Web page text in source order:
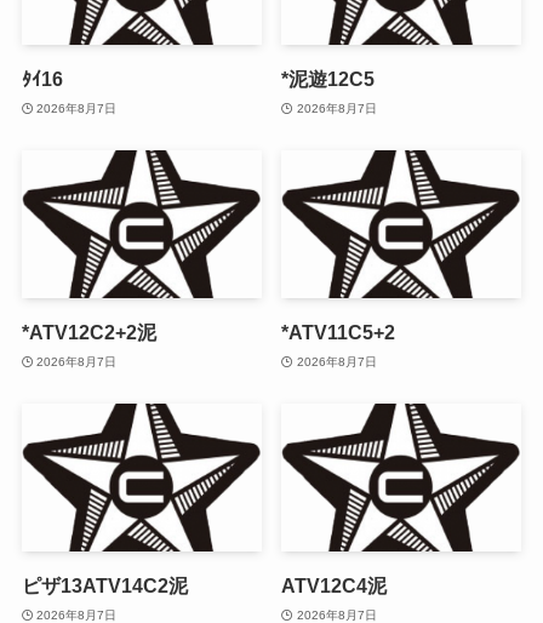
ﾀｲ16
2026年8月7日
*泥遊12C5
2026年8月7日
*ATV12C2+2泥
2026年8月7日
*ATV11C5+2
2026年8月7日
ピザ13ATV14C2泥
2026年8月7日
ATV12C4泥
2026年8月7日